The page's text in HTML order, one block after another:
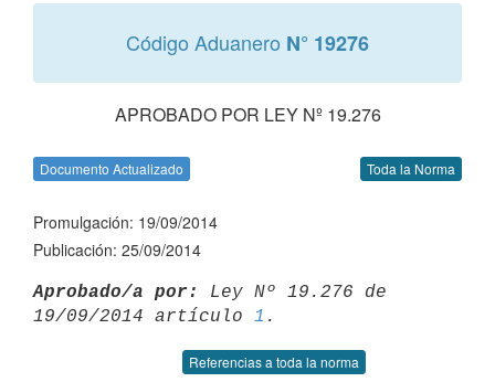
Código Aduanero N° 19276
APROBADO POR LEY Nº 19.276
Documento Actualizado Toda la Norma
Promulgación: 19/09/2014
Publicación: 25/09/2014
Aprobado/a por:
Ley Nº 19.276 de
19/09/2014 artículo 1
Referencias a toda la norma